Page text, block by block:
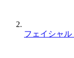
フェイシャ